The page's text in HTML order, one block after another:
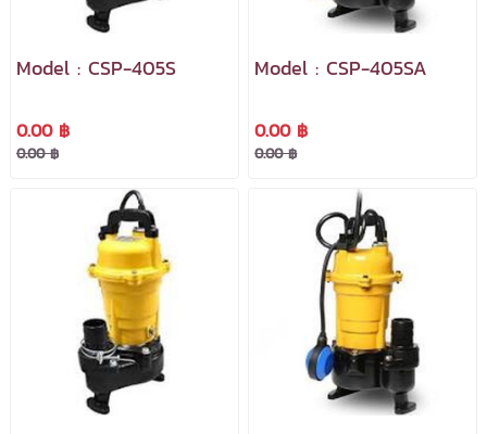
Model : CSP-405S
0.00 ฿
0.00 ฿
Model : CSP-405SA
0.00 ฿
0.00 ฿